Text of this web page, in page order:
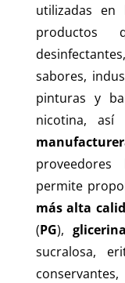
utilizadas en
productos
sabores,
pinturas y
nicotina,
permite
más alta
(PG),
sucralosa,